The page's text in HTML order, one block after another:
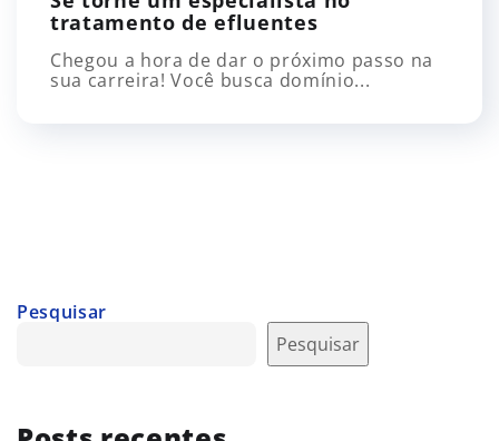
tratamento de efluentes
Chegou a hora de dar o próximo passo na
sua carreira! Você busca domínio...
Pesquisar
Pesquisar